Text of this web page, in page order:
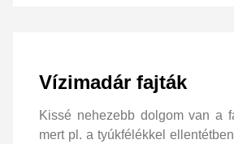
Vízimadár fajták
Kissé nehezebb dolgom van a
mert pl. a tyúkfélékkel